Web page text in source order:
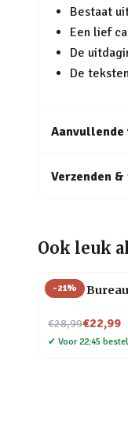
Bestaat
Een lief
De
De
Verzenden
Ook leuk
-21%
Henry
€28,99
Nu voor€22,99
✔ Voor 22:45